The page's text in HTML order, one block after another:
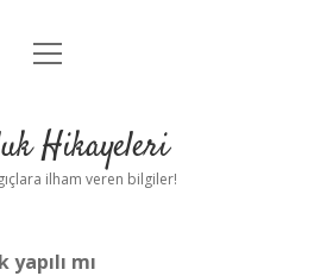
Anasayfa
Yasal Uyarı
menüyü
Hikayeleri
ilham veren bilgiler!
mı